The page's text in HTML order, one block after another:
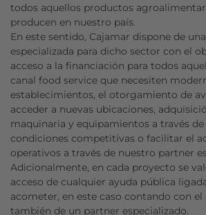
todos aquellos productos
producen en nuestro país.
En este sentido, Cajamar dispone de
especializada para dicho sector con el
acceso a la financiación para todos
canal food service que necesiten
establecimientos, el otorgamiento de
acceder a nuevas ubicaciones,
maquinaria y equipamientos a través
condiciones competitivas o facilitar el
operativos a través de nuestro partner
Adicionalmente, en cada proyecto se
acceso de cualquier ayuda pública
acometer, en este caso contando con
también de un partner especializado.